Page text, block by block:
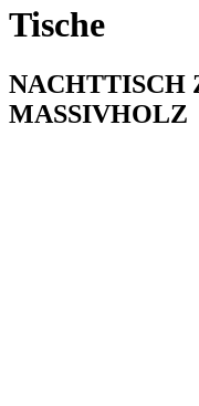
Tische
NACHTTISCH
MASSIVHOLZ